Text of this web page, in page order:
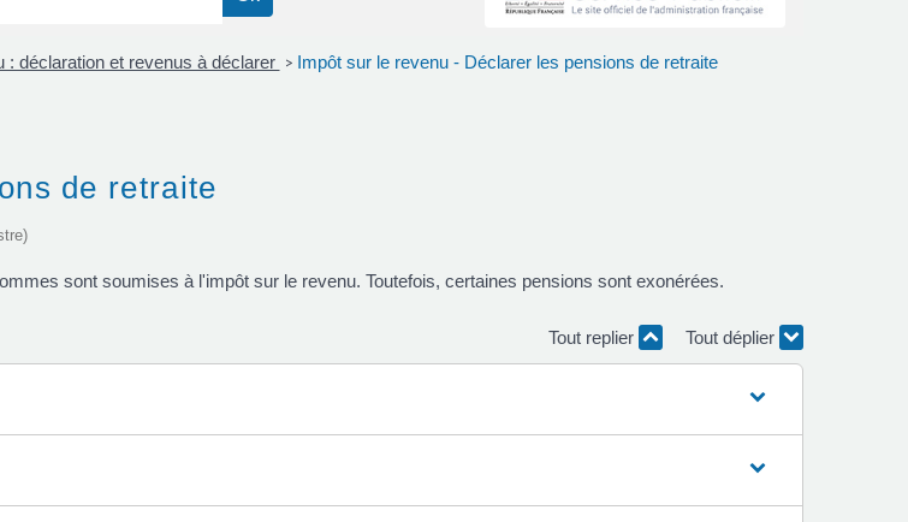
: déclaration et revenus à déclarer > Impôt sur le revenu - Déclarer les pensions de retraite
de retraite
sont soumises à l'impôt sur le revenu. Toutefois, certaines pensions sont exonérées.
Tout replier Tout déplier